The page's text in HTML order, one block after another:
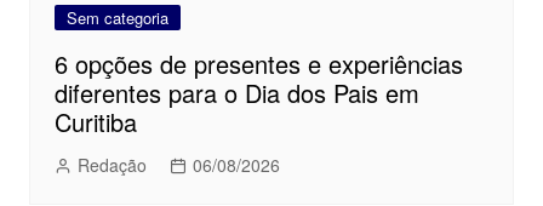
Sem categoria
6 opções de presentes e experiências
diferentes para o Dia dos Pais em
Curitiba
Redação 06/08/2026